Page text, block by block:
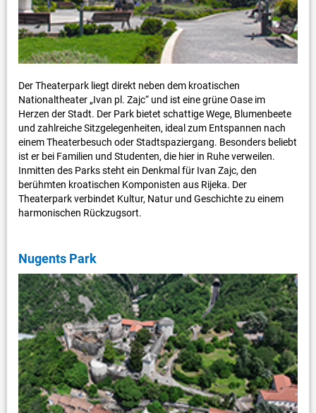
Der Theaterpark liegt direkt neben dem kroatischen
Nationaltheater „Ivan pl. Zajc“ und ist eine grüne Oase im
Herzen der Stadt. Der Park bietet schattige Wege, Blumenbeete
und zahlreiche Sitzgelegenheiten, ideal zum Entspannen nach
einem Theaterbesuch oder Stadtspaziergang. Besonders beliebt
ist er bei Familien und Studenten, die hier in Ruhe verweilen.
Inmitten des Parks steht ein Denkmal für Ivan Zajc, den
berühmten kroatischen Komponisten aus Rijeka. Der
Theaterpark verbindet Kultur, Natur und Geschichte zu einem
harmonischen Rückzugsort.
Nugents Park